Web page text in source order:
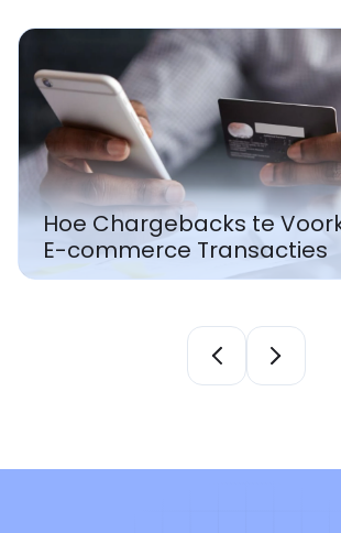
Hoe Betalingsfouten
te Lossen op uw E-
Website